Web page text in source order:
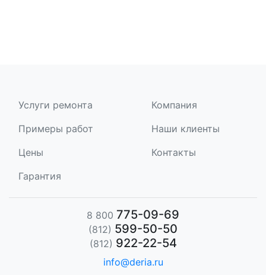
Услуги ремонта
Примеры работ
Цены
Гарантия
Компания
Наши клиенты
Контакты
8 800 775-09-69
(812) 599-50-50
(812) 922-22-54
info@deria.ru